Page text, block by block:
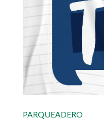
PARQUEADERO